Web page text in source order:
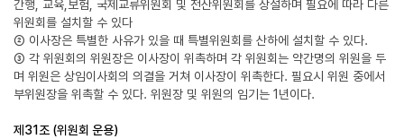
간행, 교육,보험, 국제교류위원회 및 전산위원회를 상설하며 필요에 따라 다른
위원회를 설치할 수 있다
② 이사장은 특별한 사유가 있을 때 특별위원회를 산하에 설치할 수 있다.
③ 각 위원회의 위원장은 이사장이 위촉하며 각 위원회는 약간명의 위원을 두
며 위원은 상임이사회의 의결을 거쳐 이사장이 위촉한다. 필요시 위원 중에서
부위원장을 위촉할 수 있다. 위원장 및 위원의 임기는 1년이다.
제31조 (위원회 운용)